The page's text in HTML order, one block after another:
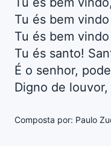
Tu és bem vindo
Tu és bem
Tu és santo!
É o senhor,
Digno de
Composta por: Paulo